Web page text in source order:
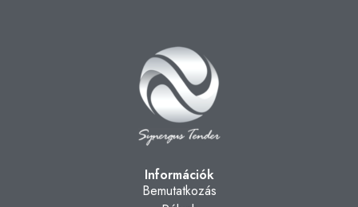
Információk
Bemutatkozás